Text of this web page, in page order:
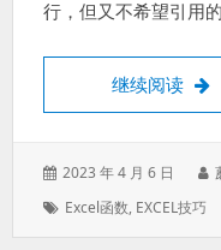
行，但又不希望引用
继续阅读 应
发
于：
2023 年 4 月 6 日
标
Excel函数, EXCEL技巧